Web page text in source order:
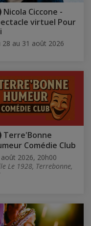
Nicola Ciccone -
virtuel Pour
28 au 31 août 2026
Terre'Bonne
Comédie Club
2026, 20h00
Le 1928, Terrebonne,